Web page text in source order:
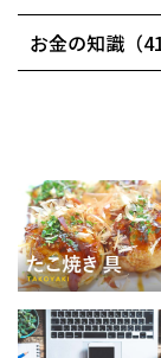
お金の知識（41